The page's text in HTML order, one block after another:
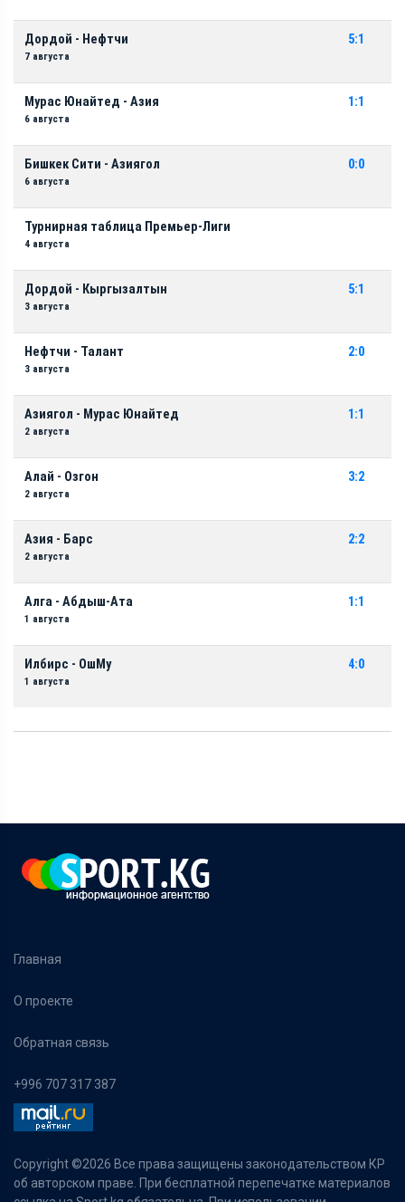
Дордой - Нефтчи
7 августа
5:1
Мурас Юнайтед - Азия
6 августа
1:1
Бишкек Сити - Азиягол
6 августа
0:0
Турнирная таблица Премьер-Лиги
4 августа
Дордой - Кыргызалтын
3 августа
5:1
Нефтчи - Талант
3 августа
2:0
Азиягол - Мурас Юнайтед
2 августа
1:1
Алай - Озгон
2 августа
3:2
Азия - Барс
2 августа
2:2
Алга - Абдыш-Ата
1 августа
1:1
Илбирс - ОшМу
1 августа
4:0
Главная
О проекте
Обратная связь
+996 707 317 387
Copyright ©2026 Все права защищены законодательством КР
об авторском праве. При бесплатной перепечатке материалов